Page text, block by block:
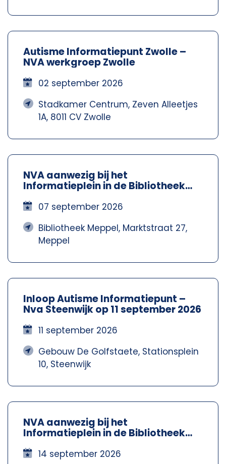
Autisme Informatiepunt Zwolle –
NVA werkgroep Zwolle
02 september 2026
Stadkamer Centrum, Zeven Alleetjes
1A, 8011 CV Zwolle
NVA aanwezig bij het
Informatieplein in de Bibliotheek
Meppel
07 september 2026
Bibliotheek Meppel, Marktstraat 27,
Meppel
Inloop Autisme Informatiepunt –
Nva Steenwijk op 11 september 2026
11 september 2026
Gebouw De Golfstaete, Stationsplein
10, Steenwijk
NVA aanwezig bij het
Informatieplein in de Bibliotheek
Meppel
14 september 2026